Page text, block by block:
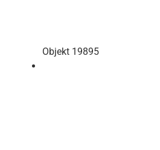
Objekt 19895